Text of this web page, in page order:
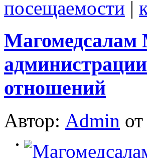
посещаемости |
Магомедсалам
отношений
Автор: Admin от
0